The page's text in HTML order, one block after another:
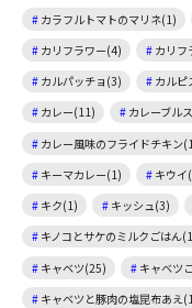
カラフルトマトのマリネ(1)
カリフラワー(4)
カリフ
カルパッチョ(3)
カルピ
カレー(11)
カレーブル
カレー風味のフライドチキン
キーマカレー(1)
キウイ
キク(1)
キッシュ(3)
キノコとサケのミルクごはん
キャベツ(25)
キャベツ
キャベツと豚肉の塩昆布あえ